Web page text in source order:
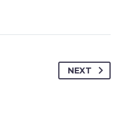
NEXT